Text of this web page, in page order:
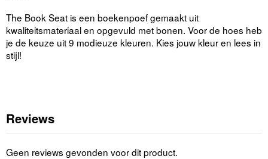
The Book Seat is een boekenpoef gemaakt uit
kwaliteitsmateriaal en opgevuld met bonen. Voor de hoes heb
je de keuze uit 9 modieuze kleuren. Kies jouw kleur en lees in
stijl!
Reviews
Geen reviews gevonden voor dit product.